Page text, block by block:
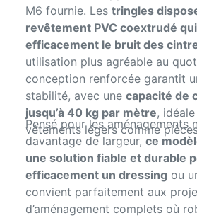
M6 fournie. Les tringles
revêtement PVC coextrudé
efficacement le bruit des
utilisation plus agréable au
conception renforcée garantit
stabilité, avec une capacité de
jusqu’à 40 kg par mètre,
vêtements légers comme
Pensé pour les aménagements
davantage de largeur, ce
une solution fiable et durable
efficacement un dressing ou
convient parfaitement aux
d’aménagement complets où